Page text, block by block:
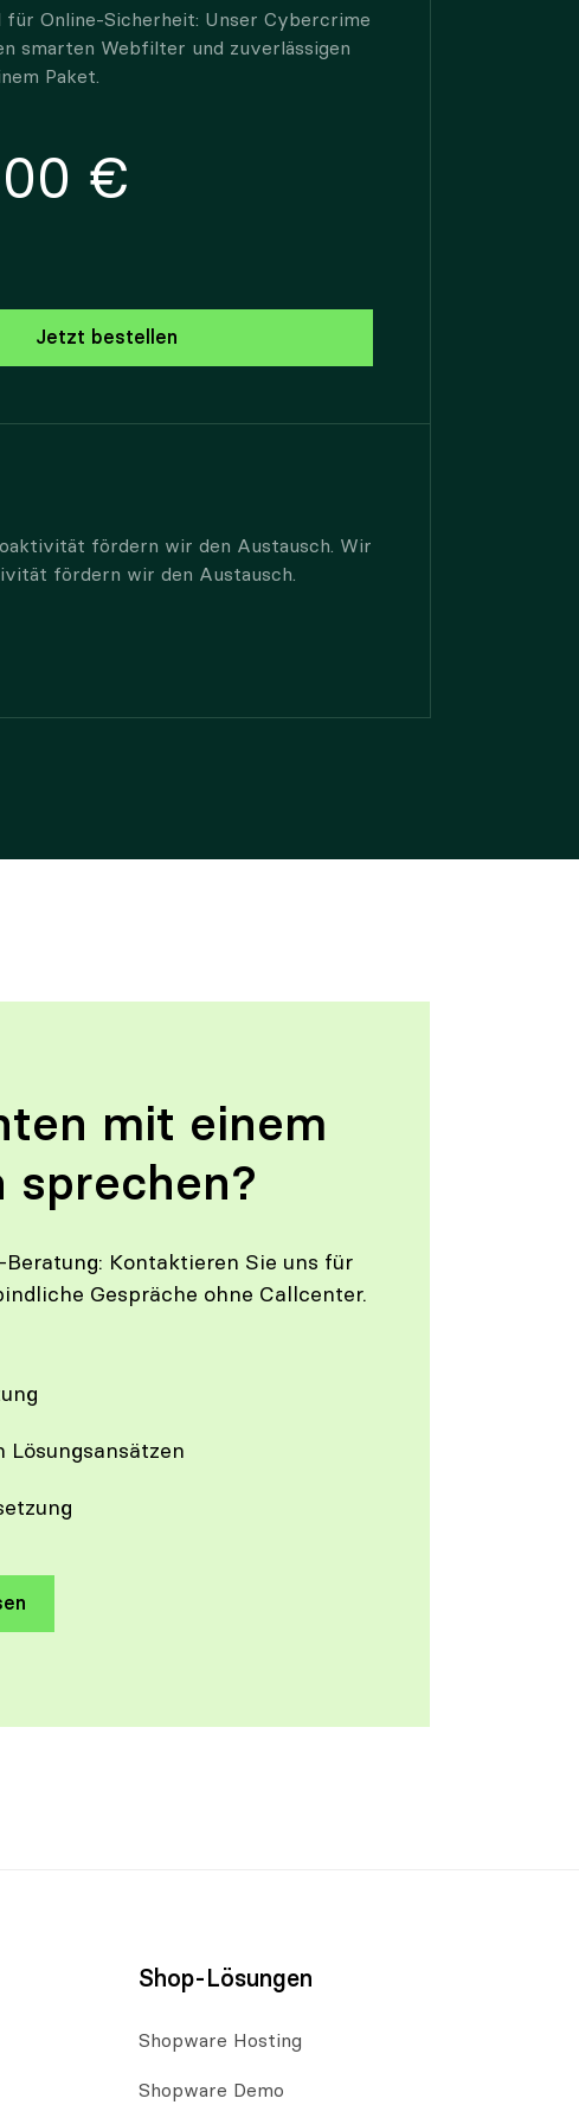
für Online-Sicherheit: Unser Cybercrime
smarten Webfilter und zuverlässigen
Paket.
€
Jetzt bestellen
fördern wir den Austausch. Wir
fördern wir den Austausch.
mit einem
sprechen?
Beratung: Kontaktieren Sie uns für
Gespräche ohne Callcenter.
Lösungsansätzen
Shop-Lösungen
Shopware Hosting
Shopware Demo